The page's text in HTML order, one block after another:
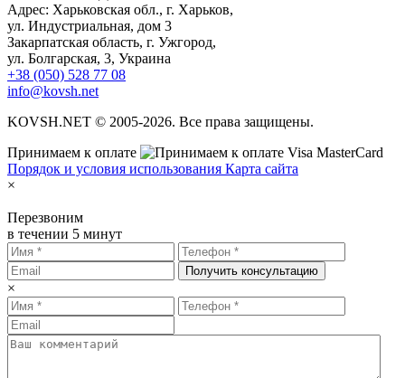
Адрес: Харьковская обл., г. Харьков,
ул. Индустриальная, дом 3
Закарпатская область, г. Ужгород,
ул. Болгарская, 3, Украина
+38 (050) 528 77 08
info@kovsh.net
KOVSH.NET © 2005-2026. Все права защищены.
Принимаем к оплате
Порядок и условия использования Карта сайта
×
Перезвоним
в течении 5 минут
Получить консультацию
×